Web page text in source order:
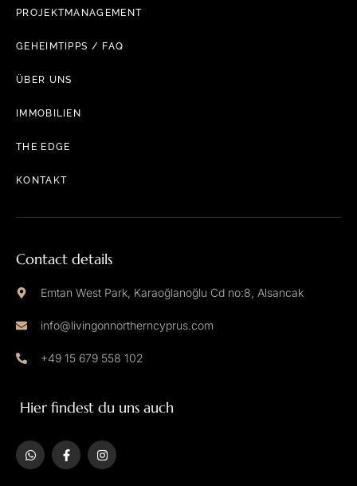
PROJEKTMANAGEMENT
GEHEIMTIPPS / FAQ
ÜBER UNS
IMMOBILIEN
THE EDGE
KONTAKT
Contact details
Emtan West Park, Karaoğlanoğlu Cd no:8, Alsancak
info@livingonnortherncyprus.com
+49 15 679 558 102
Hier findest du uns auch